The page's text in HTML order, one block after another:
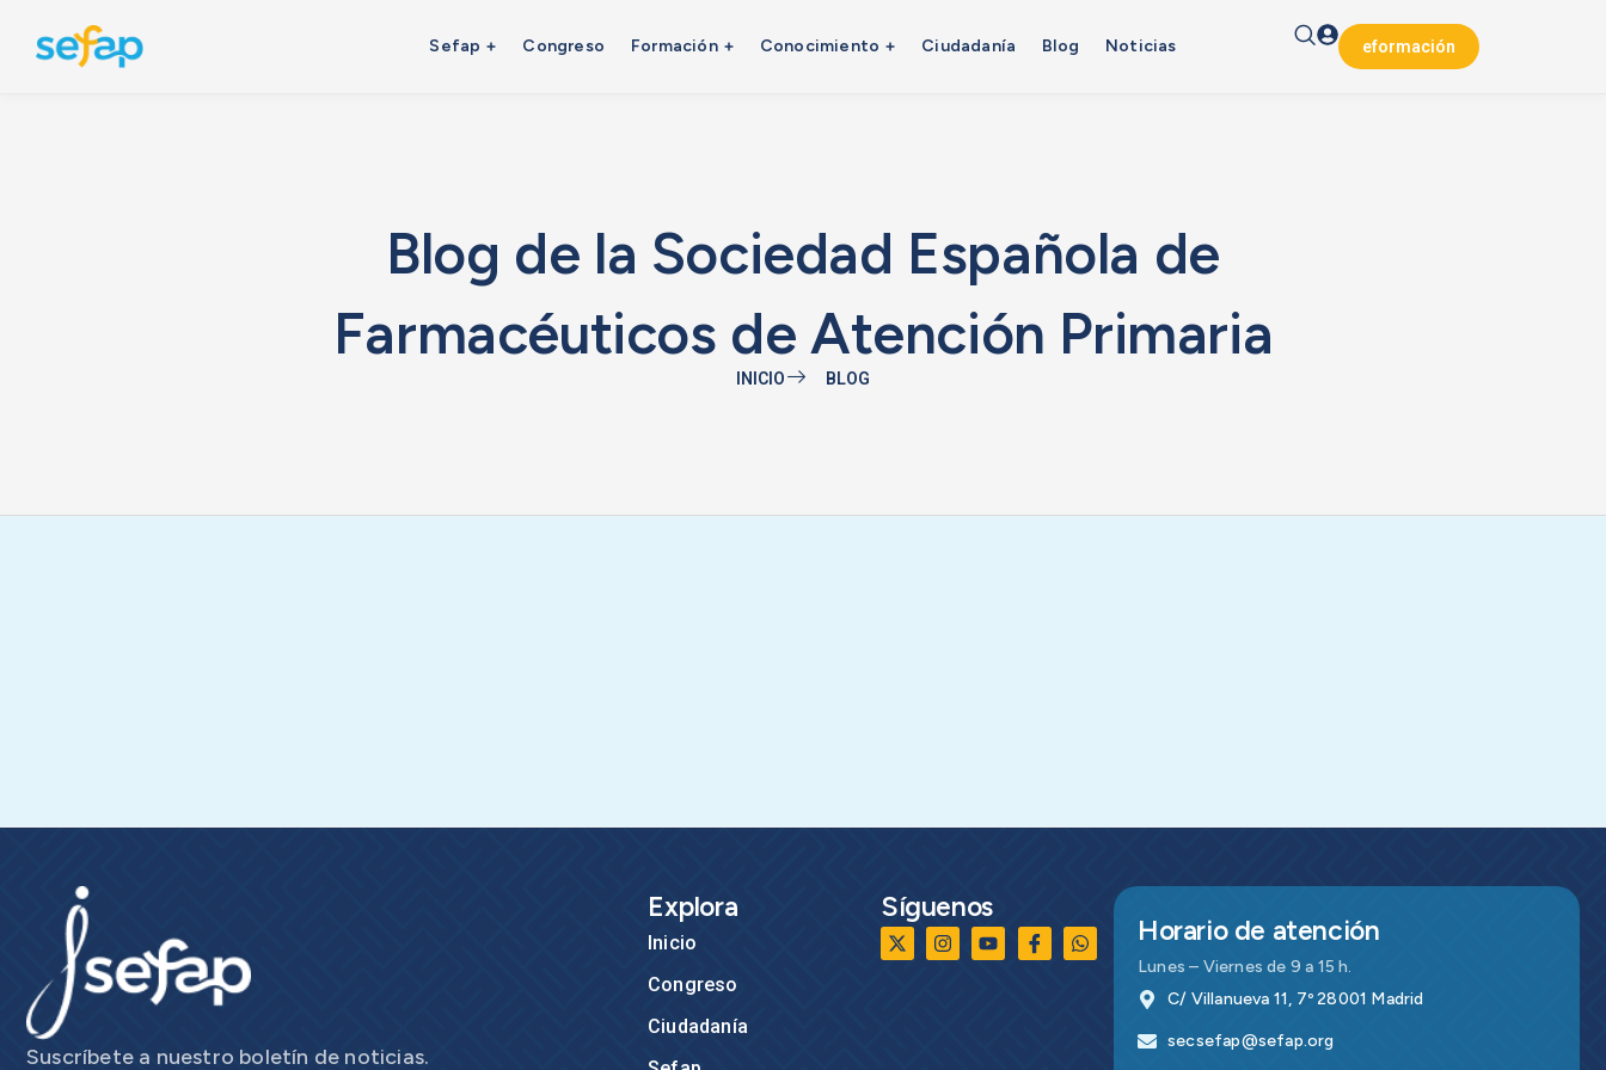
Sefap Congreso Formación Conocimiento Ciudadanía Blog Noticias eformación
Blog de la Sociedad Española de
Farmacéuticos de Atención Primaria
INICIO BLOG
Suscríbete a nuestro boletín de noticias.
Explora
Inicio
Congreso
Ciudadanía
Síguenos
Horario de atención
Lunes – Viernes de 9 a 15 h.
C/ Villanueva 11, 7º 28001 Madrid
secsefap@sefap.org